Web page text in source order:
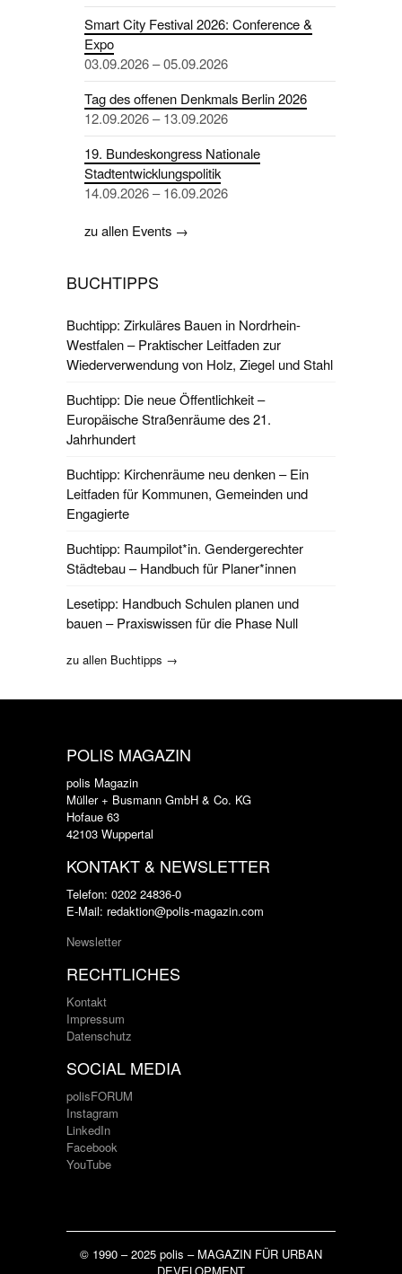
Smart City Festival 2026: Conference &
Expo
03.09.2026 – 05.09.2026
Tag des offenen Denkmals Berlin 2026
12.09.2026 – 13.09.2026
19. Bundeskongress Nationale
Stadtentwicklungspolitik
14.09.2026 – 16.09.2026
zu allen Events →
BUCHTIPPS
Buchtipp: Zirkuläres Bauen in Nordrhein-
Westfalen – Praktischer Leitfaden zur
Wiederverwendung von Holz, Ziegel und Stahl
Buchtipp: Die neue Öffentlichkeit –
Europäische Straßenräume des 21.
Jahrhundert
Buchtipp: Kirchenräume neu denken – Ein
Leitfaden für Kommunen, Gemeinden und
Engagierte
Buchtipp: Raumpilot*in. Gendergerechter
Städtebau – Handbuch für Planer*innen
Lesetipp: Handbuch Schulen planen und
bauen – Praxiswissen für die Phase Null
zu allen Buchtipps →
POLIS MAGAZIN
polis Magazin
Müller + Busmann GmbH & Co. KG
Hofaue 63
42103 Wuppertal
KONTAKT & NEWSLETTER
Telefon: 0202 24836-0
E-Mail: redaktion@polis-magazin.com
Newsletter
RECHTLICHES
Kontakt
Impressum
Datenschutz
SOCIAL MEDIA
polisFORUM
Instagram
LinkedIn
Facebook
YouTube
© 1990 – 2025 polis – MAGAZIN FÜR URBAN